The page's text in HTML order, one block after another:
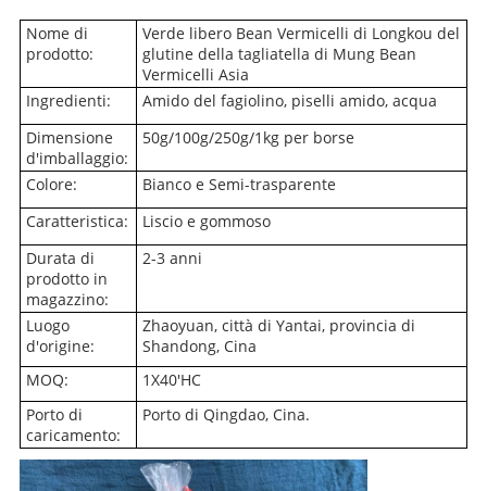
Nome di
prodotto:
Verde libero Bean Vermicelli di Longkou del
glutine della tagliatella di Mung Bean
Vermicelli Asia
Ingredienti:
Amido del fagiolino, piselli amido, acqua
Dimensione
d'imballaggio:
50g/100g/250g/1kg per borse
Colore:
Bianco e Semi-trasparente
Caratteristica:
Liscio e gommoso
Durata di
prodotto in
magazzino:
2-3 anni
Luogo
d'origine:
Zhaoyuan, città di Yantai, provincia di
Shandong, Cina
MOQ:
1X40'HC
Porto di
caricamento:
Porto di Qingdao, Cina.